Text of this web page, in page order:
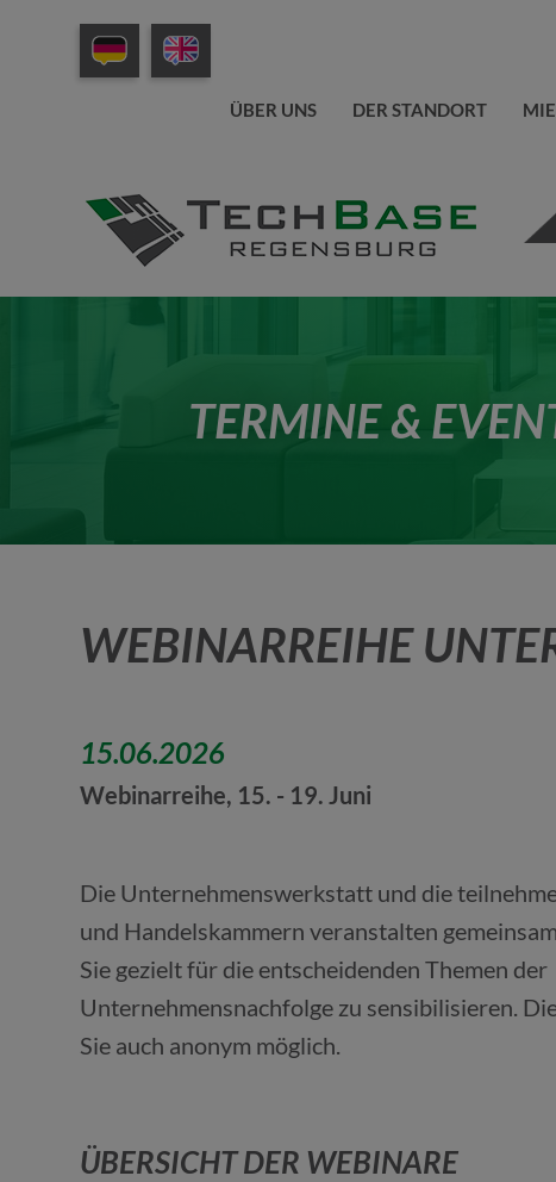
ÜBER UNS DER STANDORT
TERMINE &
WEBINARREIHE
15.06.2026
Webinarreihe, 15. - 19. Juni
Die Unternehmenswerkstatt und die
und Handelskammern veranstalten
Sie gezielt für die entscheidenden Themen der
Unternehmensnachfolge zu sensibilisieren.
Sie auch anonym möglich.
ÜBERSICHT DER WEBINARE